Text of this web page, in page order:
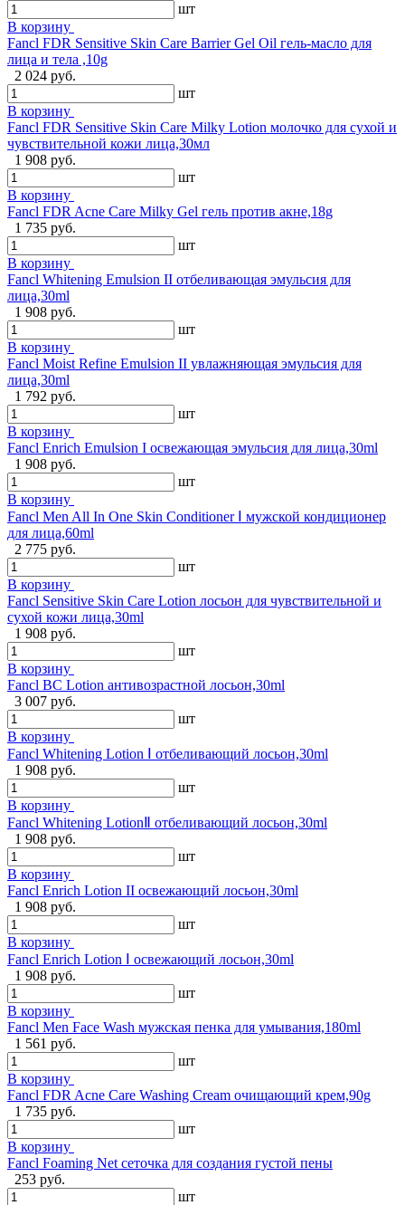
шт
В корзину
Fancl FDR Sensitive Skin Care Barrier Gel Oil гель-масло для
лица и тела ,10g
2 024 руб.
шт
В корзину
Fancl FDR Sensitive Skin Care Milky Lotion молочко для сухой и
чувствительной кожи лица,30мл
1 908 руб.
шт
В корзину
Fancl FDR Acne Care Milky Gel гель против акне,18g
1 735 руб.
шт
В корзину
Fancl Whitening Emulsion II отбеливающая эмульсия для
лица,30ml
1 908 руб.
шт
В корзину
Fancl Moist Refine Emulsion II увлажняющая эмульсия для
лица,30ml
1 792 руб.
шт
В корзину
Fancl Enrich Emulsion I освежающая эмульсия для лица,30ml
1 908 руб.
шт
В корзину
Fancl Men All In One Skin Conditioner Ⅰ мужской кондиционер
для лица,60ml
2 775 руб.
шт
В корзину
Fancl Sensitive Skin Care Lotion лосьон для чувствительной и
сухой кожи лица,30ml
1 908 руб.
шт
В корзину
Fancl BC Lotion антивозрастной лосьон,30ml
3 007 руб.
шт
В корзину
Fancl Whitening Lotion Ⅰ отбеливающий лосьон,30ml
1 908 руб.
шт
В корзину
Fancl Whitening LotionⅡ отбеливающий лосьон,30ml
1 908 руб.
шт
В корзину
Fancl Enrich Lotion II освежающий лосьон,30ml
1 908 руб.
шт
В корзину
Fancl Enrich Lotion Ⅰ освежающий лосьон,30ml
1 908 руб.
шт
В корзину
Fancl Men Face Wash мужская пенка для умывания,180ml
1 561 руб.
шт
В корзину
Fancl FDR Acne Care Washing Cream очищающий крем,90g
1 735 руб.
шт
В корзину
Fancl Foaming Net сеточка для создания густой пены
253 руб.
шт